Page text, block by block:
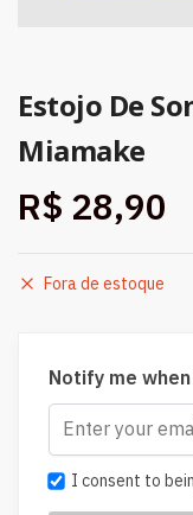
Estojo De
Miamake
R$ 28,90
Fora de estoque
Notify me
I consent to